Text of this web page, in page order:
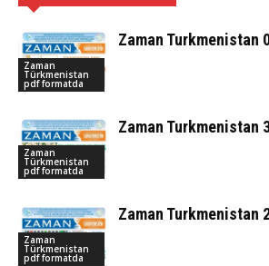
Zaman
Türkmenistan
pdf formatda
Zaman Turkmenistan
Zaman
Türkmenistan
pdf formatda
Zaman Turkmenistan
Zaman
Türkmenistan
pdf formatda
Zaman Turkmenistan